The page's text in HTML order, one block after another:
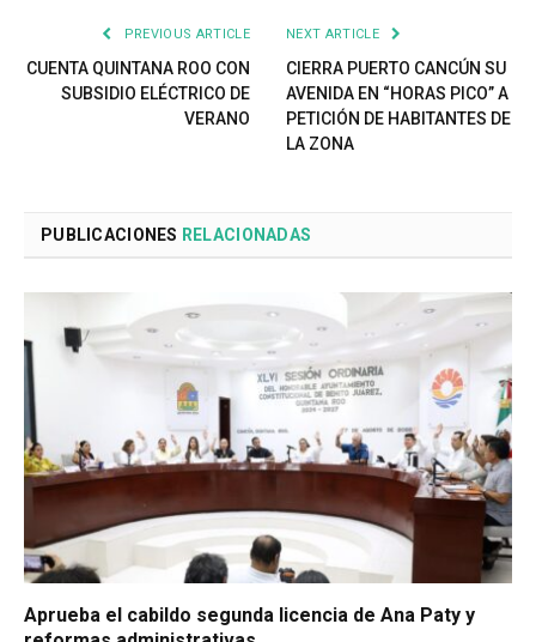
PREVIOUS ARTICLE
CUENTA QUINTANA ROO CON
SUBSIDIO ELÉCTRICO DE
VERANO
NEXT ARTICLE
CIERRA PUERTO CANCÚN SU
AVENIDA EN “HORAS PICO” A
PETICIÓN DE HABITANTES DE
LA ZONA
PUBLICACIONES RELACIONADAS
Aprueba el cabildo segunda licencia de Ana Paty y